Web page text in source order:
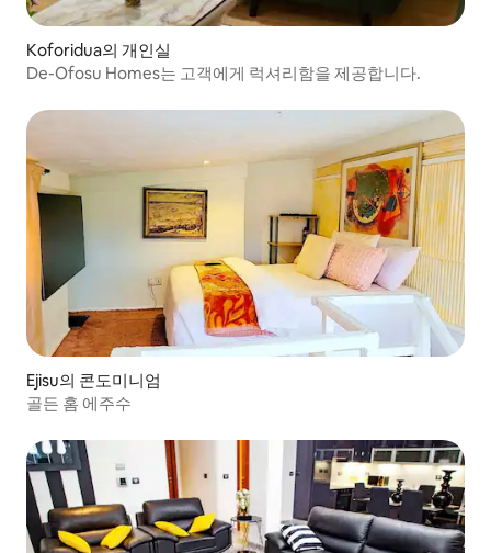
Koforidua의 개인실
De-Ofosu Homes는 고객에게 럭셔리함을 제공합니다.
Ejisu의 콘도미니엄
골든 홈 에주수